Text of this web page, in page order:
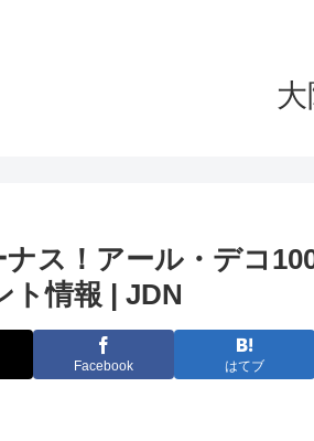
ス！アール・デコ
ト情報 | JDN
Facebook はてブ